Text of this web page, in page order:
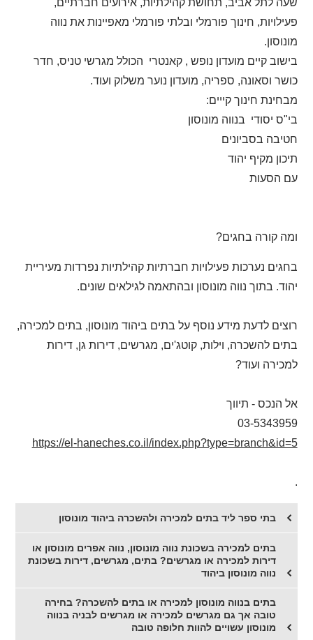
פעילויות, חינוך פורמלי ובלתי פורמלי מאפיינות את נווה
מונוסון.
בישוב קיים מועדון נופש , קאנטרי הכולל מגרשי טניס, חדר
כושר וסאונה, ספריה, מועדון נוער משלוק ועוד.
מבחינת חינוך קייים:
בי"ס יסודי בנווה מונוסון
חטיבה בסביונים
תיכון מקיף יהוד
עם הסעות
ומה קורה בחגים?
בחגים נערכות פעילויות חברתיות קהילתיות נפרדות מעיריית
יהוד. בתוך נווה מונוסון ובהתאמה לגילאים שונים.
רוצים לדעת מידע נוסף על בתים ביהוד מונוסון, בתים למכירה,
בתים להשכרה, וילות, קוטג'ים, מגרשים, דירות גן, דירות
למכירה ועוד?
אל הנכס - תיווך
03-5343959
https://el-haneches.co.il/index.php?type=branch&id=5
.
בתי ספר ליד בתים למכירה ולהשכרה ביהוד מונוסון
בתים למכירה בשכונת נווה מונוסון, נווה אפרים מונוסון או
דירות למכירה או מגרשים? בתים, מגרשים, דירות בשכונת
נווה מונוסון ביהוד
בתים בנווה מונוסון למכירה או בתים להשכרה? בחירה
טובה אך גם מגרשים למכירה או מגרשים לבניה בנווה
מונוסון עשויים להוות חלופה טובה